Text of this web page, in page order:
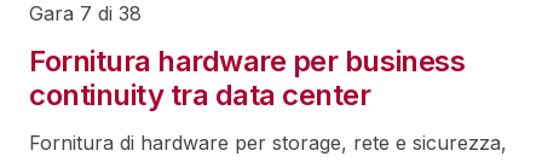
Gara 7 di 38
Fornitura hardware per business
continuity tra data center
Fornitura di hardware per storage, rete e sicurezza,